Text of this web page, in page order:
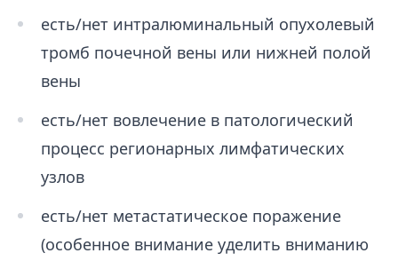
есть/нет интралюминальный опухолевый
тромб почечной вены или нижней полой
вены
есть/нет вовлечение в патологический
процесс регионарных лимфатических
узлов
есть/нет метастатическое поражение
(особенное внимание уделить вниманию